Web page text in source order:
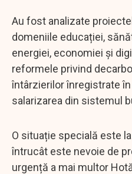
Au fost analizate
domeniile educației,
energiei, economiei și
reformele privind
întârzierilor înregistrate
salarizarea din sistemul
O situație specială este
întrucât este nevoie de
urgență a mai multor